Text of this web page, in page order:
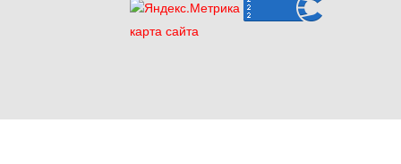
карта сайта